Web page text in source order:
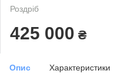
Роздріб
425 000 ₴
Опис Характеристики